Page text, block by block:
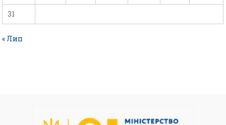
31
« Лип